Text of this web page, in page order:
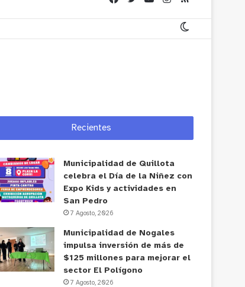
Recientes
Municipalidad de Quillota
celebra el Día de la Niñez con
Expo Kids y actividades en
San Pedro
7 Agosto, 2026
Municipalidad de Nogales
impulsa inversión de más de
$125 millones para mejorar el
sector El Polígono
7 Agosto, 2026